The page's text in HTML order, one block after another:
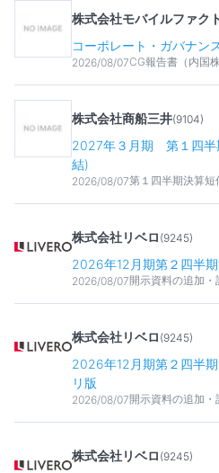
株式会社モバイルファク
コーポレート・ガバナ
2026/08/07CG報告書（内国株
株式会社商船三井(9104)
2027年３月期 第１四半
結)
2026/08/07第１四半期決算短
株式会社リベロ (9245)
2026年12月期第２四半
2026/08/07開示資料の追加・
株式会社リベロ (9245)
2026年12月期第２四半
リ版
2026/08/07開示資料の追加・
株式会社リベロ (9245)